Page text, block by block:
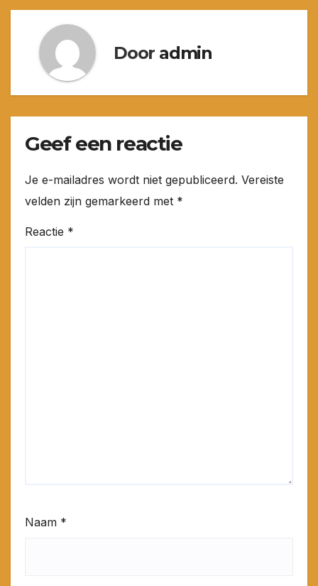
Door admin
Geef een reactie
Je e-mailadres wordt niet gepubliceerd. Vereiste
velden zijn gemarkeerd met *
Reactie *
Naam *